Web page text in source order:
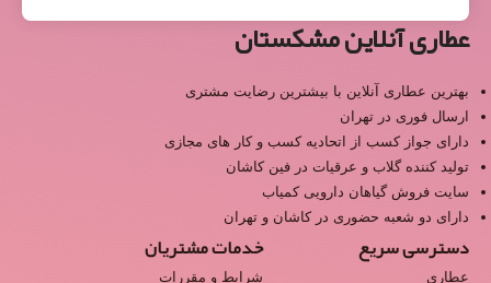
عطاری آنلاین مشکستان
بهترین عطاری آنلاین با بیشترین رضایت مشتری
ارسال فوری در تهران
دارای جواز کسب از اتحادیه کسب و کار های مجازی
تولید کننده گلاب و عرقیات در فین کاشان
سایت فروش گیاهان دارویی کمیاب
دارای دو شعبه حضوری در کاشان و تهران
دسترسی سریع
عطاری
خدمات مشتریان
شرایط و مقررات